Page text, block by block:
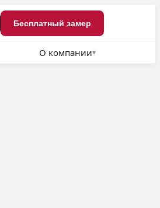
Бесплатный замер
О компании▾